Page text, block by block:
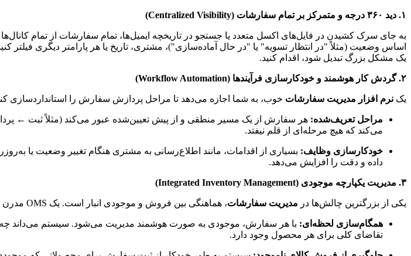
۱. دید ۳۶۰ درجه و متمرکز بر تمام سفارشات (Centralized Visibility)
به جای سرک کشیدن در فایل‌های اکسل متعدد یا جستجو در تاریخچه ایمیل‌ها، تمام سفارشات از تمام
اساس وضعیت (مثلاً "در انتظار تسویه" یا "در حال آماده‌سازی")، مشتری، تاریخ یا هر پارامتر دیگری فیلتر
یک مشکل بزرگ تبدیل شود، اقدام کنید.
۲. گردش کار هوشمند و خودکارسازی فرآیندها (Workflow Automation)
یک نرم افزار مدیریت سفارشات خوب، به شما اجازه می‌دهد تا مراحل پردازش سفارش را استانداردسازی
مراحل تعریف‌شده: هر سفارش از یک مسیر منطقی و از پیش تعیین‌شده عبور می‌کند (مثلاً ثبت ←
می‌کند که هیچ مرحله‌ای از قلم نیفتد.
خودکارسازی وظایف: بسیاری از اقدامات، مانند اطلاع‌رسانی به مشتری هنگام تغییر وضعیت یا
داده و دقت را افزایش می‌دهد.
۳. مدیریت یکپارچه موجودی (Integrated Inventory Management)
یکی از بزرگترین چالش‌ها در مدیریت سفارشات، هماهنگی بین فروش و موجودی انبار است. یک OMS مدرن این مشکل را حل می‌کند:
همگام‌سازی لحظه‌ای: با هر سفارش، موجودی به صورت هوشمند مدیریت می‌شود. سیستم می‌داند چه
تقاضای کلی برای هر محصول وجود دارد.